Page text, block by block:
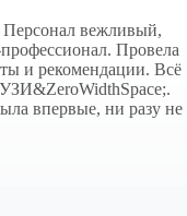
Персонал вежливый,
Провела
и рекомендации. Всё
впервые, ни разу не